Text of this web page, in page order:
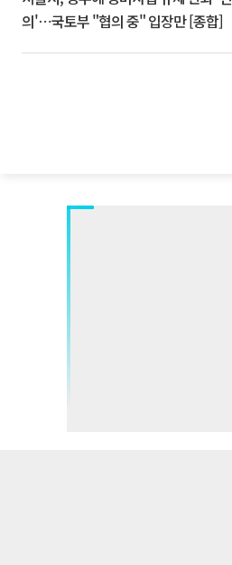
의'⋯국토부 "협의 중" 입장만 [종합]